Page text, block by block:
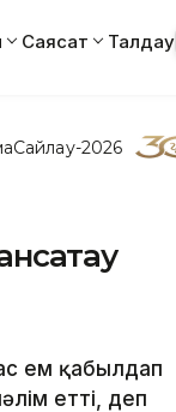
Саясат Талдау
Сайлау-2026
ем қабылдап
етті, деп